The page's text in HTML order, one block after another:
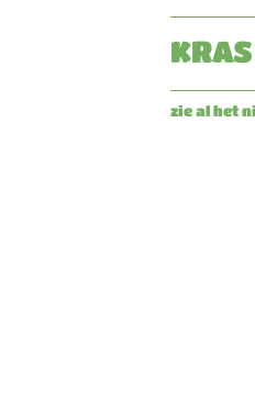
KRAS
zie al het